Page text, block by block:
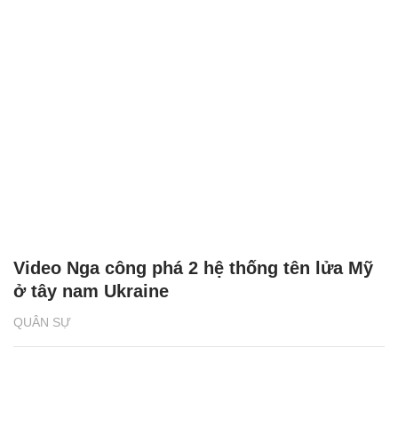
QUÂN SỰ
Video Nga công phá 2 hệ thống tên lửa Mỹ
ở tây nam Ukraine